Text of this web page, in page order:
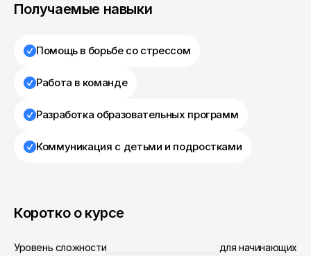
Получаемые навыки
Помощь в борьбе со стрессом
Работа в команде
Разработка образовательных программ
Коммуникация с детьми и подростками
Коротко о курсе
Уровень сложности
для начинающих